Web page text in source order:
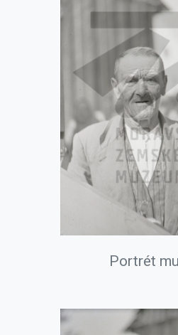
Portrét